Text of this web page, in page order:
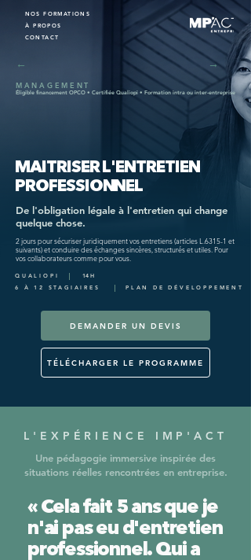
NOS FORMATIONS
À PROPOS
CONTACT
← →
MANAGEMENT
Éligible financement OPCO • Certifiée Qualiopi • Formation intra ou inter-entreprise
MAITRISER L'ENTRETIEN
PROFESSIONNEL
De l'obligation légale à l'entretien qui change
quelque chose.
2 jours pour sécuriser juridiquement vos entretiens (articles L.6315-1 et
suivants) et conduire des échanges sincères, structurés et utiles. Pour
vos collaborateurs comme pour vous.
QUALIOPI
14 H
6 À 12 STAGIAIRES
PLAN DE DÉVELOPPEMENT
DEMANDER UN DEVIS
TÉLÉCHARGER LE PROGRAMME
L'EXPÉRIENCE IMP'ACT
Une pédagogie immersive inspirée des
situations réelles rencontrées en entreprise.
« Cela fait 5 ans que je
n'ai pas eu d'entretien
professionnel. Qui a